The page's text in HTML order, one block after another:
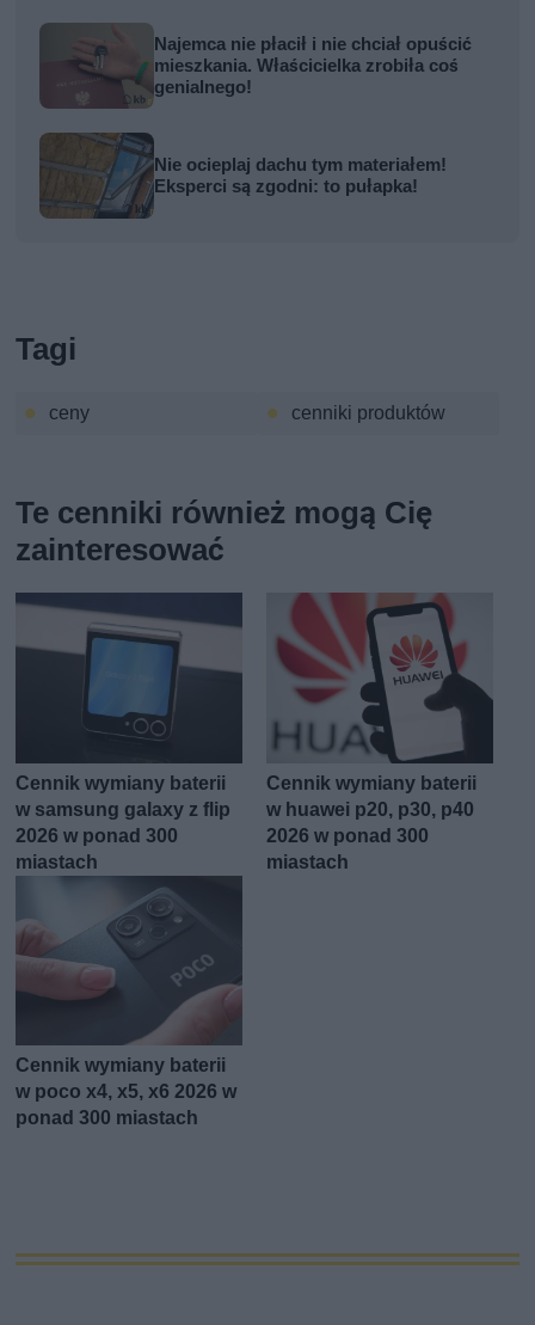
Najemca nie płacił i nie chciał opuścić
mieszkania. Właścicielka zrobiła coś
genialnego!
Nie ocieplaj dachu tym materiałem!
Eksperci są zgodni: to pułapka!
Tagi
ceny cenniki produktów
Te cenniki również mogą Cię
zainteresować
Cennik wymiany baterii
w samsung galaxy z flip
2026 w ponad 300
miastach
Cennik wymiany baterii
w huawei p20, p30, p40
2026 w ponad 300
miastach
Cennik wymiany baterii
w poco x4, x5, x6 2026 w
ponad 300 miastach